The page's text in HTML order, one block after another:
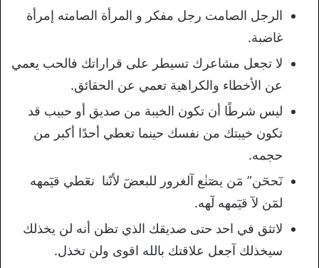
الرجل الصامت رجل مفكر و المرأة الصامته إمرأة
غاضبة.
لا تجعل مشاعرك تسيطر على قراراتك فالحب يعمي
عن الأخطاء والكراهية تعمي عن الحقائق. ‌
‏ليس شرطًا أن تكون الخيبة من صديق أو حبيب قد
تكون خيبتك من نفسك حينما تعطي أحدًا أكبر من
حجمه‌‏.
نٓححٓن” مٓن يصٓنٰع آلغرور للبعضٓ لأنّنا نعٓطي قيٓمهه
لمٓن لآ قيٓمهه لٓهه.
لاتثق في احد حتى صديقك الذي تظن أنه لن يخذلك
سيخذلك آجعل علاقتك بالله اقوى ولن تخذل.